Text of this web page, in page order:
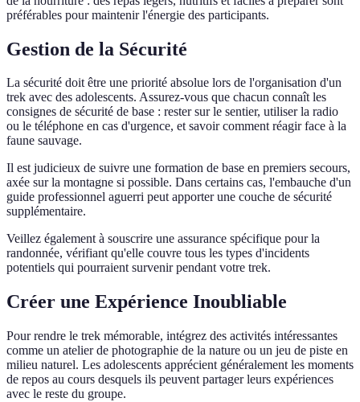
préférables pour maintenir l'énergie des participants.
Gestion de la Sécurité
La sécurité doit être une priorité absolue lors de l'organisation d'un
trek avec des adolescents. Assurez-vous que chacun connaît les
consignes de sécurité de base : rester sur le sentier, utiliser la radio
ou le téléphone en cas d'urgence, et savoir comment réagir face à la
faune sauvage.
Il est judicieux de suivre une formation de base en premiers secours,
axée sur la montagne si possible. Dans certains cas, l'embauche d'un
guide professionnel aguerri peut apporter une couche de sécurité
supplémentaire.
Veillez également à souscrire une assurance spécifique pour la
randonnée, vérifiant qu'elle couvre tous les types d'incidents
potentiels qui pourraient survenir pendant votre trek.
Créer une Expérience Inoubliable
Pour rendre le trek mémorable, intégrez des activités intéressantes
comme un atelier de photographie de la nature ou un jeu de piste en
milieu naturel. Les adolescents apprécient généralement les moments
de repos au cours desquels ils peuvent partager leurs expériences
avec le reste du groupe.